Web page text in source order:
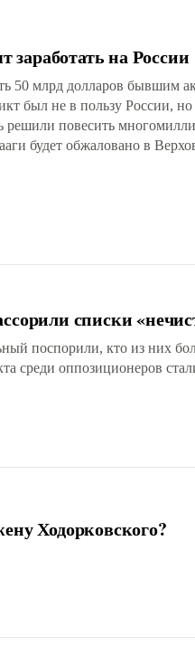
на России
50 млрд долларов бывшим
был не в пользу России, но
повесить
будет обжаловано в
списки
поспорили, кто из них
среди оппозиционеров
Ходорковского?